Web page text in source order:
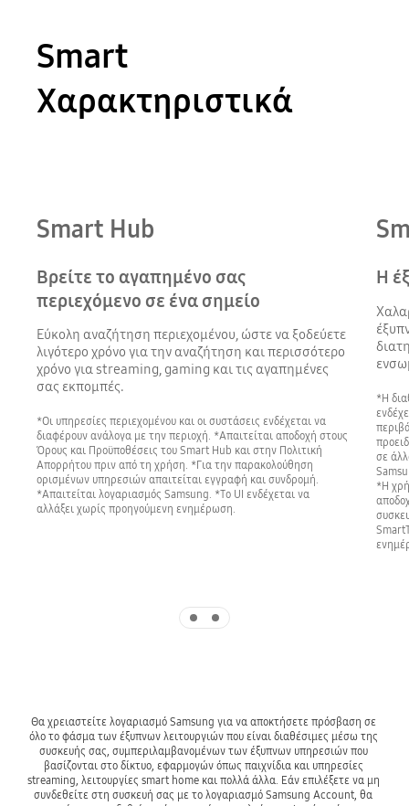
Smart
Χαρακτηριστικά
Smart Hub
Βρείτε το αγαπημένο σας
περιεχόμενο σε ένα σημείο
Εύκολη αναζήτηση περιεχομένου, ώστε να ξοδεύετε
λιγότερο χρόνο για την αναζήτηση και περισσότερο
χρόνο για streaming, gaming και τις αγαπημένες
σας εκπομπές.
*Οι υπηρεσίες περιεχομένου και οι συστάσεις ενδέχεται να
διαφέρουν ανάλογα με την περιοχή. *Απαιτείται αποδοχή στους
Όρους και Προϋποθέσεις του Smart Hub και στην Πολιτική
Απορρήτου πριν από τη χρήση. *Για την παρακολούθηση
ορισμένων υπηρεσιών απαιτείται εγγραφή και συνδρομή.
*Απαιτείται λογαριασμός Samsung. *Το UI ενδέχεται να
αλλάξει χωρίς προηγούμενη ενημέρωση.
Η
*Η
σε
*Η
Θα χρειαστείτε λογαριασμό Samsung για να αποκτήσετε πρόσβαση σε
όλο το φάσμα των έξυπνων λειτουργιών που είναι διαθέσιμες μέσω της
συσκευής σας, συμπεριλαμβανομένων των έξυπνων υπηρεσιών που
βασίζονται στο δίκτυο, εφαρμογών όπως παιχνίδια και υπηρεσίες
streaming, λειτουργίες smart home και πολλά άλλα. Εάν επιλέξετε να μη
συνδεθείτε στη συσκευή σας με το λογαριασμό Samsung Account, θα